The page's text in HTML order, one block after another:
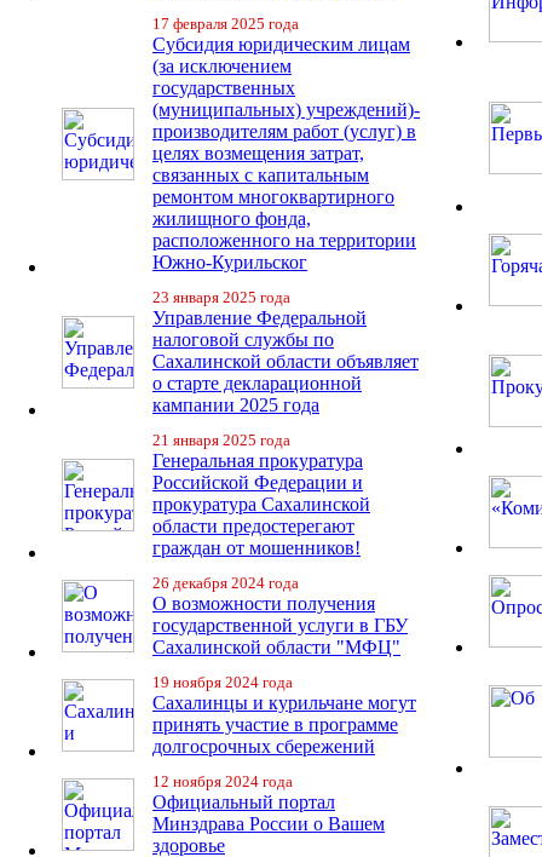
17 февраля 2025 года
Субсидия юридическим лицам
(за исключением
государственных
(муниципальных) учреждений)-
производителям работ (услуг) в
целях возмещения затрат,
связанных с капитальным
ремонтом многоквартирного
жилищного фонда,
расположенного на территории
Южно-Курильског
23 января 2025 года
Управление Федеральной
налоговой службы по
Сахалинской области объявляет
о старте декларационной
кампании 2025 года
21 января 2025 года
Генеральная прокуратура
Российской Федерации и
прокуратура Сахалинской
области предостерегают
граждан от мошенников!
26 декабря 2024 года
О возможности получения
государственной услуги в ГБУ
Сахалинской области "МФЦ"
19 ноября 2024 года
Сахалинцы и курильчане могут
принять участие в программе
долгосрочных сбережений
12 ноября 2024 года
Официальный портал
Минздрава России о Вашем
здоровье